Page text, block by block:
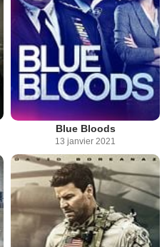
Blue Bloods
13 janvier 2021